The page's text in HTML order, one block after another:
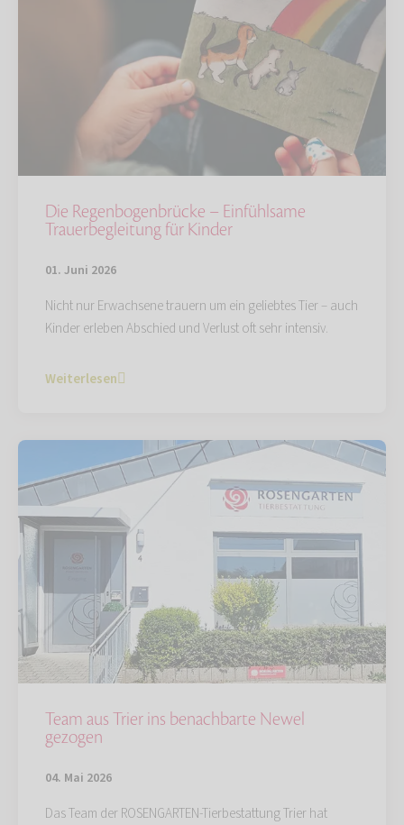
Die Regenbogenbrücke – Einfühlsame
Trauerbegleitung für Kinder
01. Juni 2026
Nicht nur Erwachsene trauern um ein geliebtes Tier – auch
Kinder erleben Abschied und Verlust oft sehr intensiv.
Weiterlesen
Team aus Trier ins benachbarte Newel
gezogen
04. Mai 2026
Das Team der ROSENGARTEN-Tierbestattung Trier hat